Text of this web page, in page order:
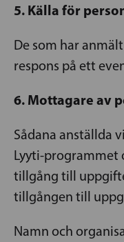
5. Källa för
De som har
respons på ett
6. Mottagare av
Sådana anställda
Lyyti-programmet
tillgång till
tillgången till
Namn och